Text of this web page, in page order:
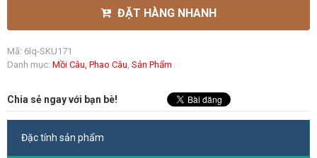
ĐẶT HÀNG NHANH
Mã: 6lq-SKU171
Danh mục: Mồi Câu, Phao Câu, Sản Phẩm
Chia sẻ ngay với bạn bè!
Đặc tính sản phẩm